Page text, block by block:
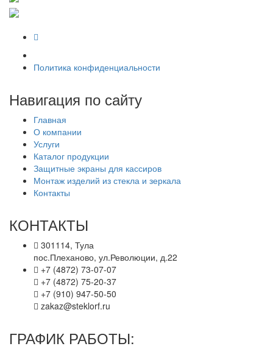
Политика конфиденциальности
Навигация по сайту
Главная
О компании
Услуги
Каталог продукции
Защитные экраны для кассиров
Монтаж изделий из стекла и зеркала
Контакты
КОНТАКТЫ
301114, Тула
пос.Плеханово, ул.Революции, д.22
+7 (4872) 73-07-07
+7 (4872) 75-20-37
+7 (910) 947-50-50
zakaz@steklorf.ru
ГРАФИК РАБОТЫ: